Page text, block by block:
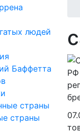
людей
Баффетта
страны
страны